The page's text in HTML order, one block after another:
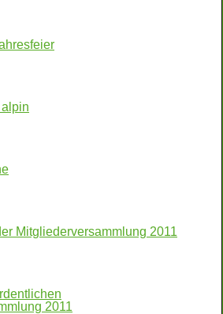
Mitgliederversammlung 2011
2011